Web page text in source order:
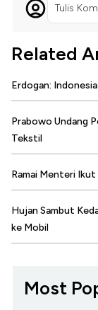
Tulis
Related
Erdogan:
Prabowo Undang
Tekstil
Ramai Menteri
Hujan Sambut
ke Mobil
Most